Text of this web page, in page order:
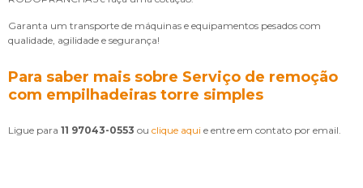
Garanta um transporte de máquinas e equipamentos pesados com
qualidade, agilidade e segurança!
Para saber mais sobre Serviço de remoção
com empilhadeiras torre simples
Ligue para 11 97043-0553 ou clique aqui e entre em contato por email.